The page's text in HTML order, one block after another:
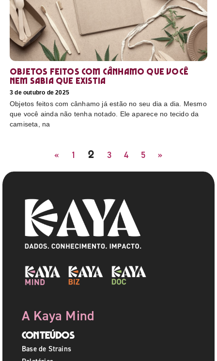
Objetos feitos com cânhamo que você
nem sabia que existia
3 de outubro de 2025
Objetos feitos com cânhamo já estão no seu dia a dia. Mesmo
que você ainda não tenha notado. Ele aparece no tecido da
camiseta, na
« 1 2 3 4 5 »
A Kaya Mind
Conteúdos
Base de Strains